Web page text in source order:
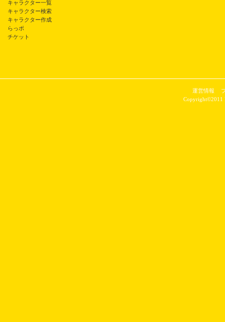
キャラクター一覧
キャラクター検索
キャラクター作成
らっポ
チケット
運営情報
Copyright©2011